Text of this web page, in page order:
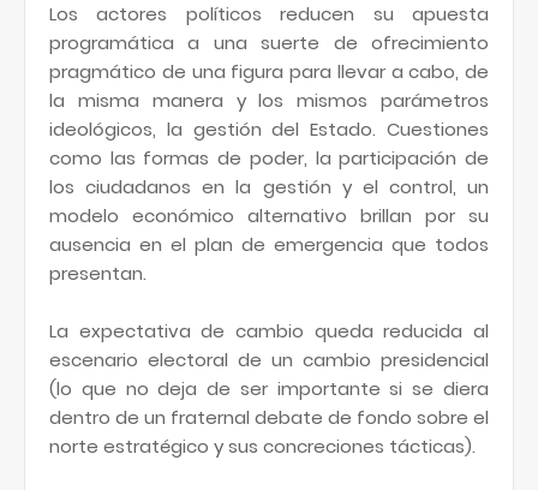
Los actores políticos reducen su apuesta
programática a una suerte de ofrecimiento
pragmático de una figura para llevar a cabo, de
la misma manera y los mismos parámetros
ideológicos, la gestión del Estado. Cuestiones
como las formas de poder, la participación de
los ciudadanos en la gestión y el control, un
modelo económico alternativo brillan por su
ausencia en el plan de emergencia que todos
presentan.
La expectativa de cambio queda reducida al
escenario electoral de un cambio presidencial
(lo que no deja de ser importante si se diera
dentro de un fraternal debate de fondo sobre el
norte estratégico y sus concreciones tácticas).